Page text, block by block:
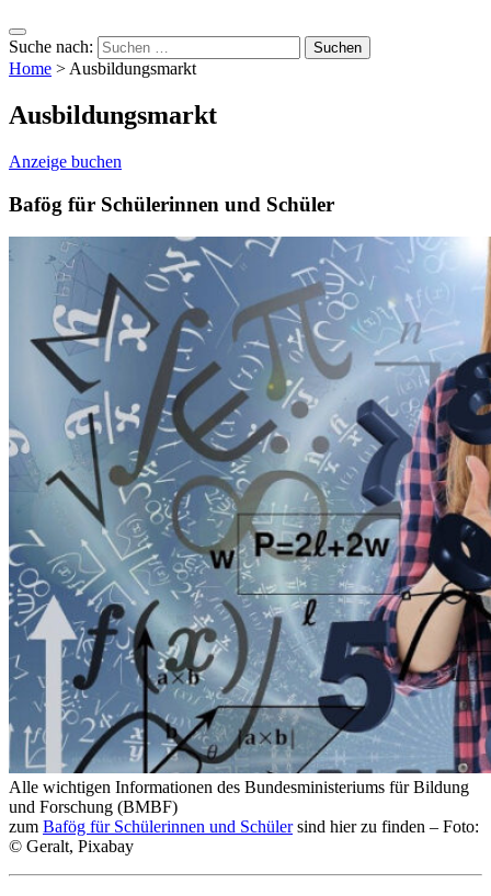
Suche nach:
Home > Ausbildungsmarkt
Ausbildungsmarkt
Anzeige buchen
Bafög für Schülerinnen und Schüler
Alle wichtigen Informationen des Bundesministeriums für Bildung
und Forschung (BMBF)
zum Bafög für Schülerinnen und Schülersind hier zu finden – Foto:
© Geralt, Pixabay